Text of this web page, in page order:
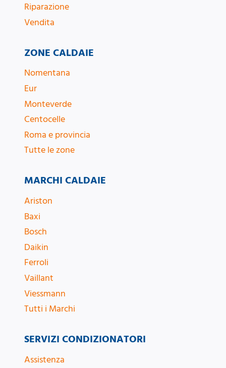
Riparazione
Vendita
ZONE CALDAIE
Nomentana
Eur
Monteverde
Centocelle
Roma e provincia
Tutte le zone
MARCHI CALDAIE
Ariston
Baxi
Bosch
Daikin
Ferroli
Vaillant
Viessmann
Tutti i Marchi
SERVIZI CONDIZIONATORI
Assistenza